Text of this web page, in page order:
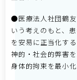
●医療法人社団鶴
いう考えのもと、
を安易に正当化す
神的・社会的弊害
身体的拘束を最小